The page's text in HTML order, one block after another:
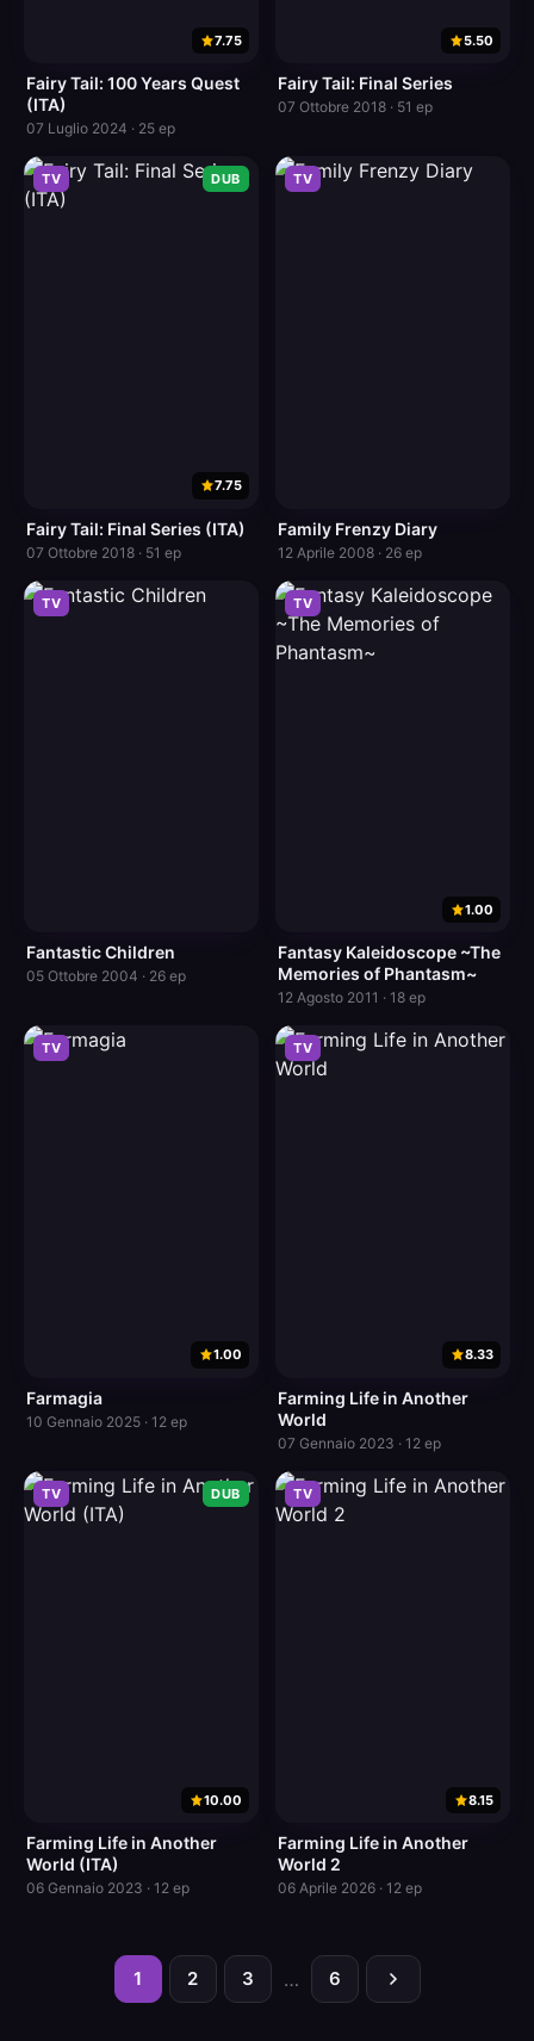
7.75
Fairy Tail: 100 Years Quest
(ITA)
07 Luglio 2024 · 25 ep
5.50
Fairy Tail: Final Series
07 Ottobre 2018 · 51 ep
TV DUB
7.75
Fairy Tail: Final Series (ITA)
07 Ottobre 2018 · 51 ep
TV
Family Frenzy Diary
12 Aprile 2008 · 26 ep
TV
Fantastic Children
05 Ottobre 2004 · 26 ep
TV
1.00
Fantasy Kaleidoscope ~The
Memories of Phantasm~
12 Agosto 2011 · 18 ep
TV
1.00
Farmagia
10 Gennaio 2025 · 12 ep
TV
8.33
Farming Life in Another
World
07 Gennaio 2023 · 12 ep
TV DUB
10.00
Farming Life in Another
World (ITA)
06 Gennaio 2023 · 12 ep
TV
8.15
Farming Life in Another
World 2
06 Aprile 2026 · 12 ep
1 2 3 … 6